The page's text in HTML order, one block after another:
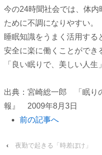
今の24時聞社会では、体
ために不調になりやすい。
睡眠知識をうまく活用する
安全に楽に働くことができ
「良い眠りで、美しい人生
出典：宮崎総一郎 「眠り
報』 2009年8月3日
前の記事へ
‹ 夜勤で起きる「時差ぼけ」